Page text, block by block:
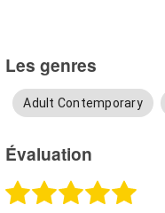
Les genres
Adult Contemporary
Évaluation